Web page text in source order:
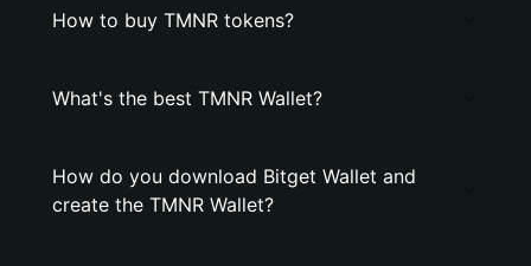
How to buy TMNR tokens?
What's the best TMNR Wallet?
How do you download Bitget Wallet and
create the TMNR Wallet?